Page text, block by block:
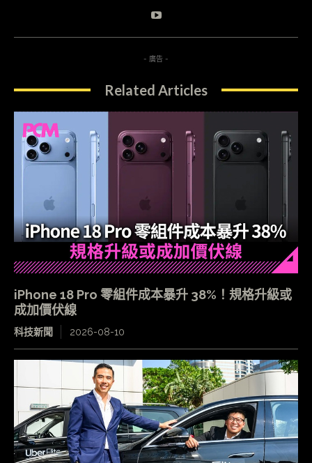
- 廣告 -
Related Articles
iPhone 18 Pro 零組件成本暴升 38%！規格升級或
成加價伏線
科技新聞 2026-08-10